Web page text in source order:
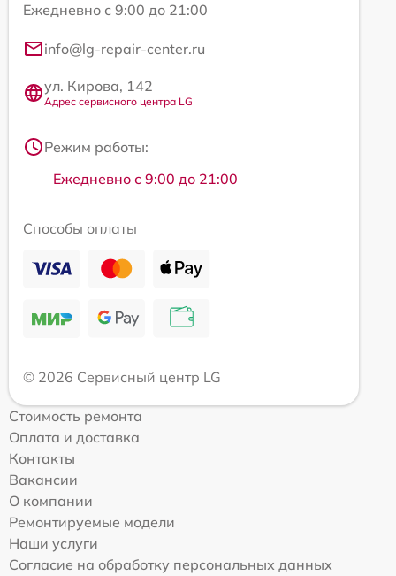
Ежедневно с 9:00 до 21:00
info@lg-repair-center.ru
ул. Кирова, 142
Адрес сервисного центра LG
Режим работы:
Ежедневно с 9:00 до 21:00
Способы оплаты
© 2026 Сервисный центр LG
Стоимость ремонта
Оплата и доставка
Контакты
Вакансии
О компании
Ремонтируемые модели
Наши услуги
Согласие на обработку персональных данных